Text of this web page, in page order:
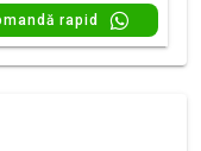
rapid